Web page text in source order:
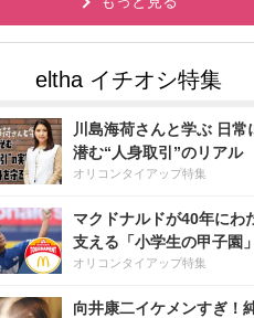
川島海荷さんと学ぶ 日常
潜む“人身取引”のリアル
オリコンタイアップ特集
マクドナルドが40年にわ
支える「小学生の甲子園」
オリコンタイアップ特集
向井康二イケメンすぎ！